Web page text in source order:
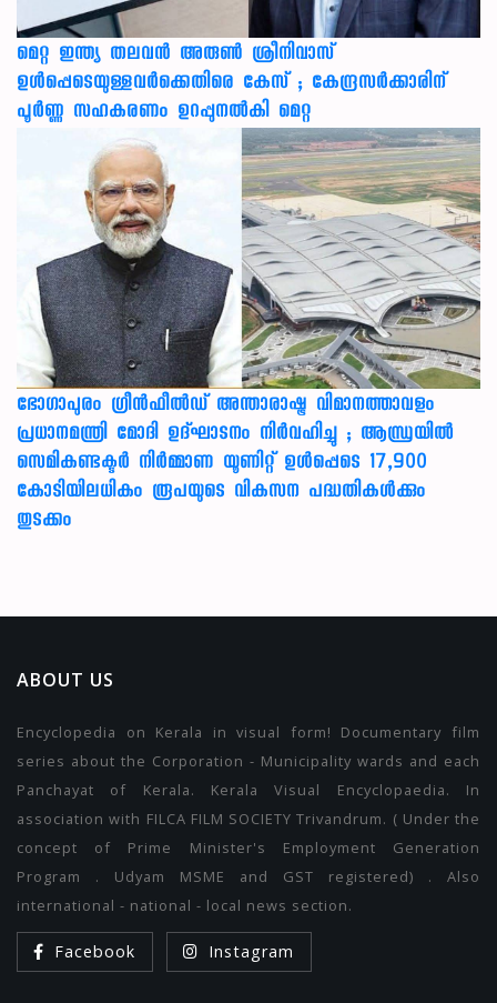
മെറ്റ ഇന്ത്യ തലവൻ അരുൺ ശ്രീനിവാസ്
ഉൾപ്പെടെയുള്ളവർക്കെതിരെ കേസ് ; കേന്ദ്രസർക്കാരിന്
പൂർണ്ണ സഹകരണം ഉറപ്പുനൽകി മെറ്റ
ഭോഗാപുരം ഗ്രീൻഫീൽഡ് അന്താരാഷ്ട്ര വിമാനത്താവളം
പ്രധാനമന്ത്രി മോദി ഉദ്ഘാടനം നിർവഹിച്ചു ; ആന്ധ്രയിൽ
സെമികണ്ടക്ടർ നിർമ്മാണ യൂണിറ്റ് ഉൾപ്പെടെ 17,900
കോടിയിലധികം രൂപയുടെ വികസന പദ്ധതികൾക്കും
തുടക്കം
ABOUT US
Encyclopedia on Kerala in visual form! Documentary film
series about the Corporation - Municipality wards and each
Panchayat of Kerala. Kerala Visual Encyclopaedia. In
association with FILCA FILM SOCIETY Trivandrum. ( Under the
concept of Prime Minister's Employment Generation
Program . Udyam MSME and GST registered) . Also
international - national - local news section.
Facebook Instagram